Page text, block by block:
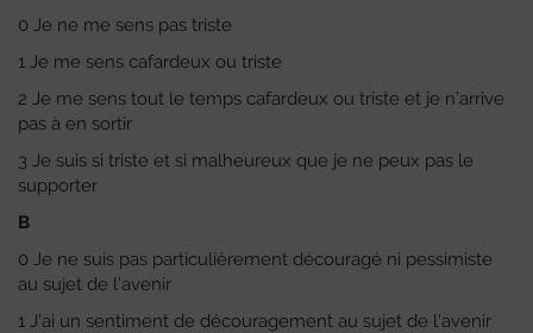
0 Je ne me sens pas triste
1 Je me sens cafardeux ou triste
2 Je me sens tout le temps cafardeux ou triste et je n’arrive
pas à en sortir
3 Je suis si triste et si malheureux que je ne peux pas le
supporter
B
0 Je ne suis pas particulièrement découragé ni pessimiste
au sujet de l’avenir
1 J’ai un sentiment de découragement au sujet de l’avenir